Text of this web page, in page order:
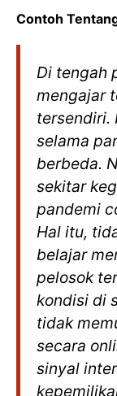
Contoh
Di tengah
mengajar
tersendiri.
selama
berbeda.
sekitar
pandemi
Hal itu,
belajar
pelosok
kondisi di
tidak
secara
sinyal